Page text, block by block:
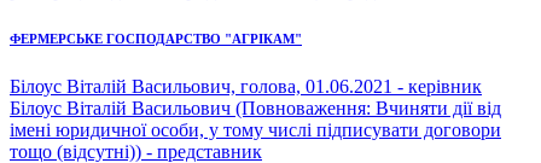
ФЕРМЕРСЬКЕ ГОСПОДАРСТВО "АГРІКАМ"
Білоус Віталій Васильович, голова, 01.06.2021 - керівник
Білоус Віталій Васильович (Повноваження: Вчиняти дії від
імені юридичної особи, у тому числі підписувати договори
тощо (відсутні)) - представник